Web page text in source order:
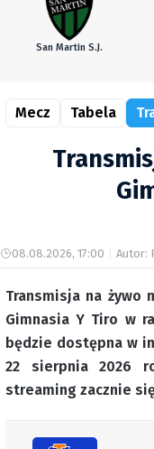
San Martin S.J.
Mecz Tabela
08.08.2026, 17:00 Autor:
Transmisja na żywo
Gimnasia Y Tiro w
będzie dostępna w
22 sierpnia 2026
streaming zacznie